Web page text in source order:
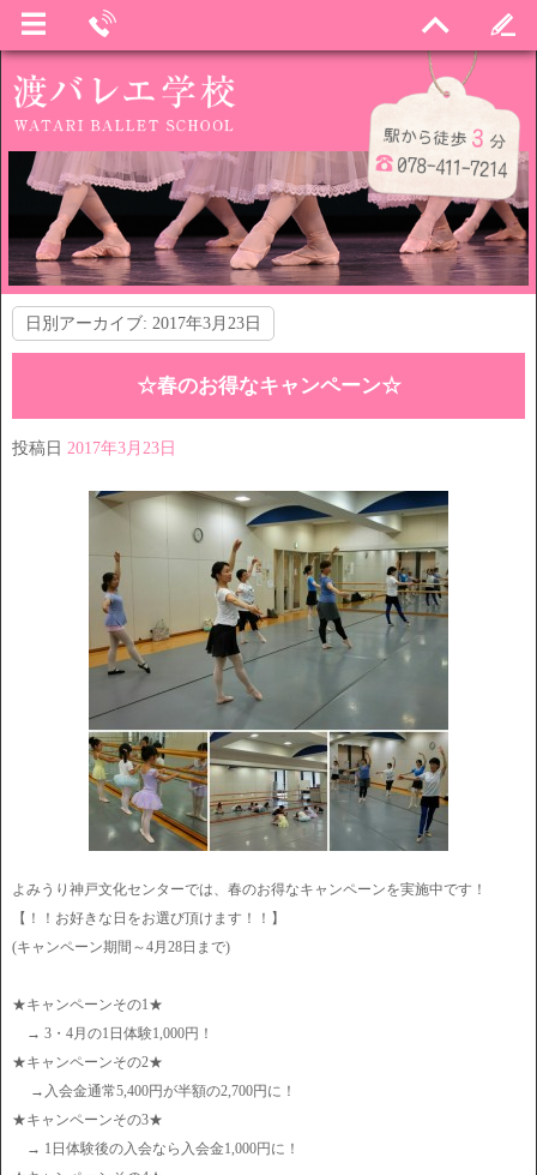
日別アーカイブ: 2017年3月23日
☆春のお得なキャンペーン☆
投稿日 2017年3月23日
よみうり神戸文化センターでは、春のお得なキャンペーンを実施中です！
【！！お好きな日をお選び頂けます！！】
(キャンペーン期間～4月28日まで)
★キャンペーンその1★
→ 3・4月の1日体験1,000円！
★キャンペーンその2★
→入会金通常5,400円が半額の2,700円に！
★キャンペーンその3★
→ 1日体験後の入会なら入会金1,000円に！